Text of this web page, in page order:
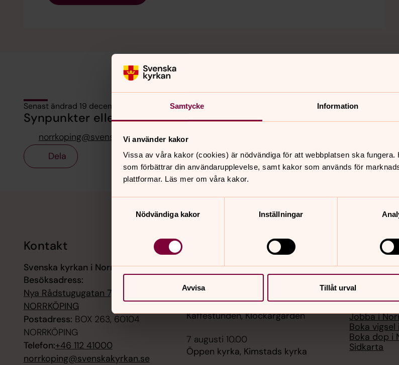
Samtycke Information
Vi använder kakor
Vissa av våra kakor (cookies) är nödvändiga för att webbplatsen ska
som förbättrar din användarupplevelse, samt kakor som används för
plattformar. Läs mer om våra kakor.
Nödvändiga kakor
Inställningar
Avvisa Tillåt urval
Senast ändrad 19 december 2025
Synpunkter eller frågor på sidans innehåll?
norrkoping@svenskakyrkan.se
Dela
Kontakt
Svenska kyrkan i Norrköping
Besöksadress:
Nya Rådstugugatan 7, 60242
NORRKÖPING
Postadress: BOX 263, 60104
NORRKÖPING
Telefon:+46 112 41000
norrkoping@svenskakyrkan.se
7 augusti 09.00
7 augusti 10.00
Kaffestunden, Klockargården
7 augusti 10.00
Öppen kyrka, Kimstads kyrka
Hitta
Kontakt till
Norrköping
Om
Jobba i
Boka
Boka dop i
Sidkarta